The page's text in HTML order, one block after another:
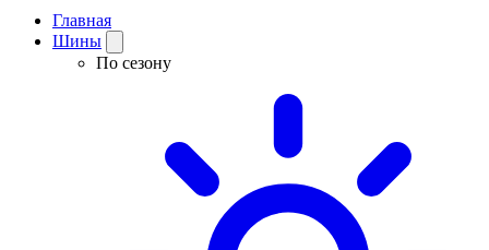
Главная
Шины
По сезону